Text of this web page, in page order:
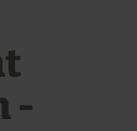
-